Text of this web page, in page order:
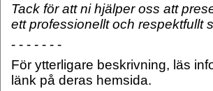
Tack för att ni hjälper oss att
ett professionellt och respektfullt
- - - - - - -
För ytterligare beskrivning, läs
länk på deras hemsida.